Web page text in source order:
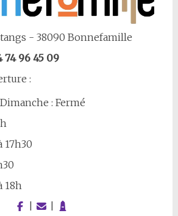
- 38090 Bonnefamille
96 45 09
:
: Fermé
17h30
18h